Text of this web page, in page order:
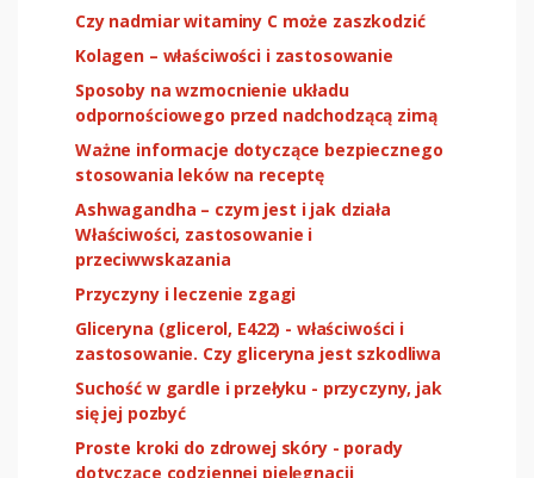
Czy nadmiar witaminy C może zaszkodzić
Kolagen – właściwości i zastosowanie
Sposoby na wzmocnienie układu
odpornościowego przed nadchodzącą zimą
Ważne informacje dotyczące bezpiecznego
stosowania leków na receptę
Ashwagandha – czym jest i jak działa
Właściwości, zastosowanie i
przeciwwskazania
Przyczyny i leczenie zgagi
Gliceryna (glicerol, E422) - właściwości i
zastosowanie. Czy gliceryna jest szkodliwa
Suchość w gardle i przełyku - przyczyny, jak
się jej pozbyć
Proste kroki do zdrowej skóry - porady
dotyczące codziennej pielęgnacji